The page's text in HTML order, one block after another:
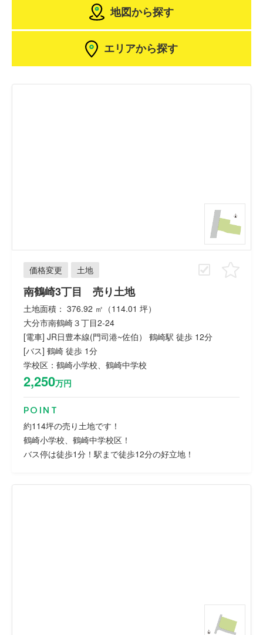
地図から探す
エリアから探す
価格変更 土地
南鶴崎3丁目 売り土地
土地面積： 376.92 ㎡（114.01 坪）
大分市南鶴崎３丁目2-24
[電車] JR日豊本線(門司港~佐伯） 鶴崎駅 徒歩 12分
[バス] 鶴崎 徒歩 1分
学校区：鶴崎小学校、鶴崎中学校
2,250万円
POINT
約114坪の売り土地です！
鶴崎小学校、鶴崎中学校区！
バス停は徒歩1分！駅まで徒歩12分の好立地！